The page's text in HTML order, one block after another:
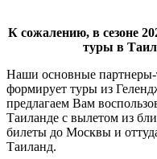
К сожалению, в сезоне
туры в
Наши основные партнеры-
формирует туры из
предлагаем Вам
Таиланде с вылетом из
билеты до Москвы и
Таиланд.